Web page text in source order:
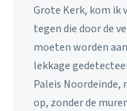
Grote Kerk, kom ik
tegen die door de
moeten worden
lekkage
Paleis
op, zonder de